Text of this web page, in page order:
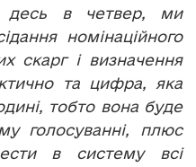
десь в четвер, ми
номінаційного
скарг і визначення
та цифра, яка
тобто вона буде
голосуванні, плюс
в систему всі